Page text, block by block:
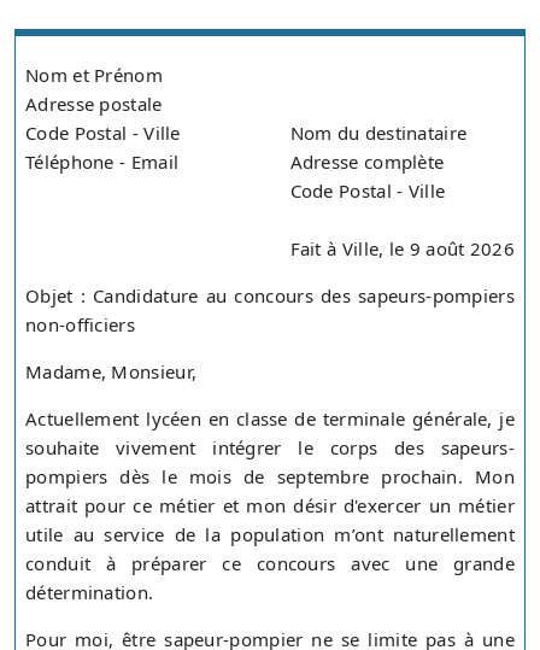
Nom et Prénom
Adresse postale
Code Postal - Ville
Téléphone - Email
Nom du destinataire
Adresse complète
Code Postal - Ville
Fait à Ville, le 9 août 2026
Objet : Candidature au concours des sapeurs-pompiers
non-officiers
Madame, Monsieur,
Actuellement lycéen en classe de terminale générale, je
souhaite vivement intégrer le corps des sapeurs-
pompiers dès le mois de septembre prochain. Mon
attrait pour ce métier et mon désir d'exercer un métier
utile au service de la population m’ont naturellement
conduit à préparer ce concours avec une grande
détermination.
Pour moi, être sapeur-pompier ne se limite pas à une